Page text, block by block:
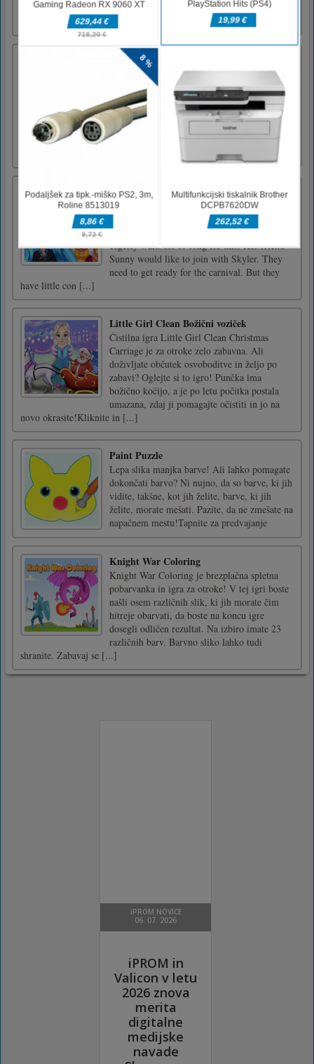
druge avtomobile. Pritisnite puščične tipke za
nadzor obračanja avtomo [...]
Božično ujemanje
Christmas Matching je igra, kjer morate
ujemati nekaj božičnih okraskov. Povežite tri
ali več okraskov, da pridobite točke in
podaljšate čas igranja. Poskusite igrati več
časa in zaslužiti dodatne točke. Tapnite in
povlecite okraske za igranje v tej božični
Venice Carnival Party
Welcome to Venice Carnival Party Game.
Skyler planned to have a vacation in Venice.
Because It’s Carnival time in Venice now. She
eagerly waits for so long for this. Her friend
Sunny would like to join with Skyler. They
need to get ready for the carnival. But they
have little con [...]
Little Girl Clean Božični voziček
Čistilna igra Little Girl Clean Christmas
Carriage je za otroke zelo zabavna. Ali
doživljate občutek osvoboditve in željo po
zabavi? Oglejte si to igro! Punčka ima
božično kočijo, a je po letu počitka postala
umazana, zdaj ji pomagajte očistiti in jo na
novo okrasite!Kliknite in [...]
Paint Puzzle
Lepa slika manjka barve! Ali lahko pomagate
dokončati barvo? Ni nujno, da so barve, ki jih
vidite, takšne, kot jih želite, barve, ki jih
želite, morate mešati. Pazite, da ne zmešate na
napačnem mestu!Tapnite za predvajanje
Knight War Coloring
Knight War Coloring je brezplačna spletna
pobarvanka in igra za otroke! V tej igri boste
našli osem različnih slik, ki jih morate čim
hitreje obarvati, da boste na koncu igre
dosegli odličen rezultat. Na izbiro imate 23
različnih barv. Barvno sliko lahko tudi
shranite. Zabavaj se [...]